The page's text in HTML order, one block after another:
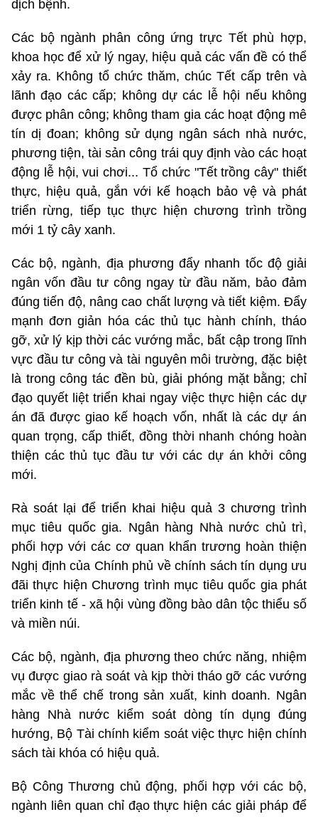
dịch bệnh.
Các bộ ngành phân công ứng trực Tết phù hợp,
khoa học để xử lý ngay, hiệu quả các vấn đề có thể
xảy ra. Không tổ chức thăm, chúc Tết cấp trên và
lãnh đạo các cấp; không dự các lễ hội nếu không
được phân công; không tham gia các hoạt động mê
tín dị đoan; không sử dụng ngân sách nhà nước,
phương tiện, tài sản công trái quy định vào các hoạt
động lễ hội, vui chơi... Tổ chức "Tết trồng cây" thiết
thực, hiệu quả, gắn với kế hoạch bảo vệ và phát
triển rừng, tiếp tục thực hiện chương trình trồng
mới 1 tỷ cây xanh.
Các bộ, ngành, địa phương đẩy nhanh tốc độ giải
ngân vốn đầu tư công ngay từ đầu năm, bảo đảm
đúng tiến độ, nâng cao chất lượng và tiết kiệm. Đẩy
mạnh đơn giản hóa các thủ tục hành chính, tháo
gỡ, xử lý kịp thời các vướng mắc, bất cập trong lĩnh
vực đầu tư công và tài nguyên môi trường, đặc biệt
là trong công tác đền bù, giải phóng mặt bằng; chỉ
đạo quyết liệt triển khai ngay việc thực hiện các dự
án đã được giao kế hoạch vốn, nhất là các dự án
quan trọng, cấp thiết, đồng thời nhanh chóng hoàn
thiện các thủ tục đầu tư với các dự án khởi công
mới.
Rà soát lại để triển khai hiệu quả 3 chương trình
mục tiêu quốc gia. Ngân hàng Nhà nước chủ trì,
phối hợp với các cơ quan khẩn trương hoàn thiện
Nghị định của Chính phủ về chính sách tín dụng ưu
đãi thực hiện Chương trình mục tiêu quốc gia phát
triển kinh tế - xã hội vùng đồng bào dân tộc thiểu số
và miền núi.
Các bộ, ngành, địa phương theo chức năng, nhiệm
vụ được giao rà soát và kịp thời tháo gỡ các vướng
mắc về thể chế trong sản xuất, kinh doanh. Ngân
hàng Nhà nước kiểm soát dòng tín dụng đúng
hướng, Bộ Tài chính kiểm soát việc thực hiện chính
sách tài khóa có hiệu quả.
Bộ Công Thương chủ động, phối hợp với các bộ,
ngành liên quan chỉ đạo thực hiện các giải pháp để